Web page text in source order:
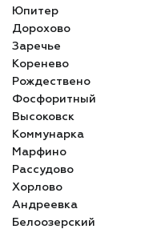
Юпитер
Дорохово
Заречье
Коренево
Рождествено
Фосфоритный
Высоковск
Коммунарка
Марфино
Рассудово
Хорлово
Андреевка
Белоозерский